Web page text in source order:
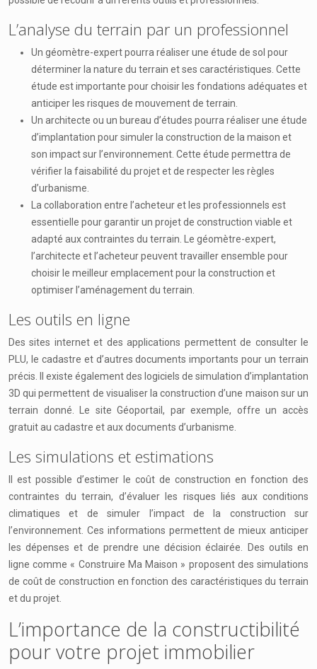
L’analyse du terrain par un professionnel
Un géomètre-expert pourra réaliser une étude de sol pour
déterminer la nature du terrain et ses caractéristiques. Cette
étude est importante pour choisir les fondations adéquates et
anticiper les risques de mouvement de terrain.
Un architecte ou un bureau d’études pourra réaliser une étude
d’implantation pour simuler la construction de la maison et
son impact sur l’environnement. Cette étude permettra de
vérifier la faisabilité du projet et de respecter les règles
d’urbanisme.
La collaboration entre l’acheteur et les professionnels est
essentielle pour garantir un projet de construction viable et
adapté aux contraintes du terrain. Le géomètre-expert,
l’architecte et l’acheteur peuvent travailler ensemble pour
choisir le meilleur emplacement pour la construction et
optimiser l’aménagement du terrain.
Les outils en ligne
Des sites internet et des applications permettent de consulter le
PLU, le cadastre et d’autres documents importants pour un terrain
précis. Il existe également des logiciels de simulation d’implantation
3D qui permettent de visualiser la construction d’une maison sur un
terrain donné. Le site Géoportail, par exemple, offre un accès
gratuit au cadastre et aux documents d’urbanisme.
Les simulations et estimations
Il est possible d’estimer le coût de construction en fonction des
contraintes du terrain, d’évaluer les risques liés aux conditions
climatiques et de simuler l’impact de la construction sur
l’environnement. Ces informations permettent de mieux anticiper
les dépenses et de prendre une décision éclairée. Des outils en
ligne comme « Construire Ma Maison » proposent des simulations
de coût de construction en fonction des caractéristiques du terrain
et du projet.
L’importance de la constructibilité
pour votre projet immobilier